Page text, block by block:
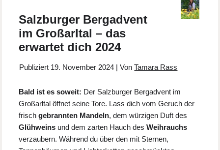
Salzburger Bergadvent
im Großarltal – das
erwartet dich 2024
Publiziert 19. November 2024 |Von Tamara Rass
Bald ist es soweit: Der Salzburger Bergadvent im
Großarltal öffnet seine Tore. Lass dich vom Geruch der
frischgebrannten Mandeln, dem würzigen Duft des
Glühweins und dem zarten Hauch desWeihrauchs
verzaubern. Während du über den mit Sternen,